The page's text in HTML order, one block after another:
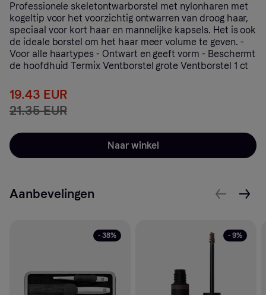
Professionele skeletontwarborstel met nylonharen met
kogeltip voor het voorzichtig ontwarren van droog haar,
speciaal voor kort haar en mannelijke kapsels. Het is ook
de ideale borstel om het haar meer volume te geven. -
Voor alle haartypes - Ontwart en geeft vorm - Beschermt
de hoofdhuid Termix Ventborstel grote Ventborstel 1 ct
19.43 EUR
21.35 EUR
Naar winkel
Aanbevelingen
- 38% - 9%